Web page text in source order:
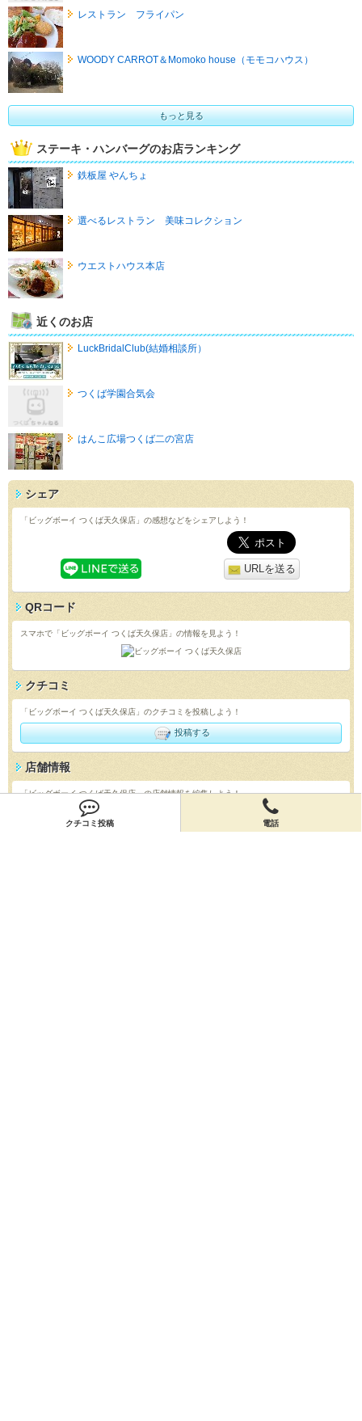
クチコミ投稿 電話
レストラン フライパン
WOODY CARROT＆Momoko house（モモコハウス）
もっと見る
ステーキ・ハンバーグのお店ランキング
鉄板屋 やんちょ
選べるレストラン 美味コレクション
ウエストハウス本店
近くのお店
LuckBridalClub(結婚相談所）
つくば学園合気会
はんこ広場つくば二の宮店
シェア
「ビッグボーイ つくば天久保店」の感想などをシェアしよう！
URLを送る
QRコード
スマホで「ビッグボーイ つくば天久保店」の情報を見よう！
クチコミ
「ビッグボーイ つくば天久保店」のクチコミを投稿しよう！
投稿する
店舗情報
「ビッグボーイ つくば天久保店」の店舗情報を編集しよう！